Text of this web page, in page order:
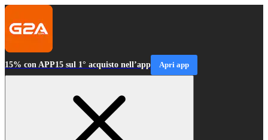
15% con APP15 sul 1° acquisto nell’app Apri app